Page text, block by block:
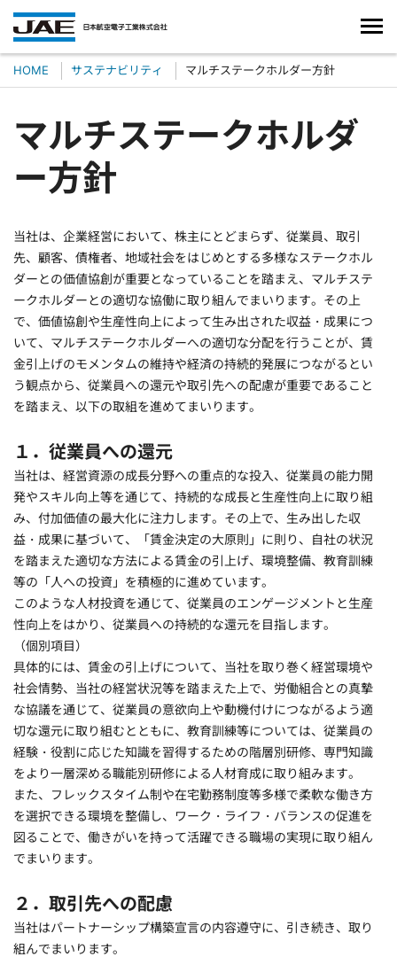
HOME サステナビリティ マルチステークホルダー方針
マルチステークホルダ
ー方針
当社は、企業経営において、株主にとどまらず、従業員、取引
先、顧客、債権者、地域社会をはじめとする多様なステークホル
ダーとの価値協創が重要となっていることを踏まえ、マルチステ
ークホルダーとの適切な協働に取り組んでまいります。その上
で、価値協創や生産性向上によって生み出された収益・成果につ
いて、マルチステークホルダーへの適切な分配を行うことが、賃
金引上げのモメンタムの維持や経済の持続的発展につながるとい
う観点から、従業員への還元や取引先への配慮が重要であること
を踏まえ、以下の取組を進めてまいります。
１．従業員への還元
当社は、経営資源の成長分野への重点的な投入、従業員の能力開
発やスキル向上等を通じて、持続的な成長と生産性向上に取り組
み、付加価値の最大化に注力します。その上で、生み出した収
益・成果に基づいて、「賃金決定の大原則」に則り、自社の状況
を踏まえた適切な方法による賃金の引上げ、環境整備、教育訓練
等の「人への投資」を積極的に進めています。
このような人材投資を通じて、従業員のエンゲージメントと生産
性向上をはかり、従業員への持続的な還元を目指します。
（個別項目）
具体的には、賃金の引上げについて、当社を取り巻く経営環境や
社会情勢、当社の経営状況等を踏まえた上で、労働組合との真摯
な協議を通じて、従業員の意欲向上や動機付けにつながるよう適
切な還元に取り組むとともに、教育訓練等については、従業員の
経験・役割に応じた知識を習得するための階層別研修、専門知識
をより一層深める職能別研修による人材育成に取り組みます。
また、フレックスタイム制や在宅勤務制度等多様で柔軟な働き方
を選択できる環境を整備し、ワーク・ライフ・バランスの促進を
図ることで、働きがいを持って活躍できる職場の実現に取り組ん
でまいります。
２．取引先への配慮
当社はパートナーシップ構築宣言の内容遵守に、引き続き、取り
組んでまいります。